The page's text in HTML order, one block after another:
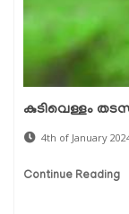
കുടിവെള്ളം
4th of January
Continue Reading